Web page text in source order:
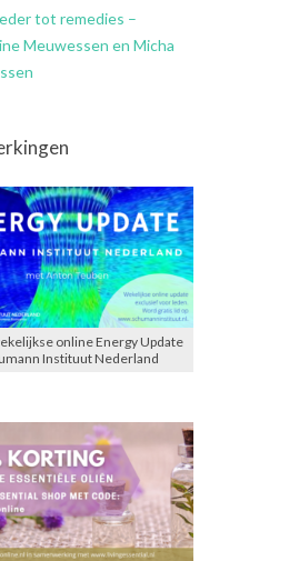
tot remedies –
Meuwessen en Micha
online Energy Update
Instituut Nederland